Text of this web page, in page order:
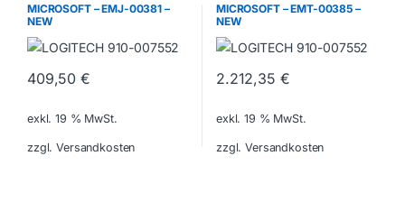
MICROSOFT – EMJ-00381 –
NEW
409,50€
exkl. 19 % MwSt.
zzgl. Versandkosten
MICROSOFT – EMT-00385 –
NEW
2.212,35 €
exkl. 19 % MwSt.
zzgl. Versandkosten